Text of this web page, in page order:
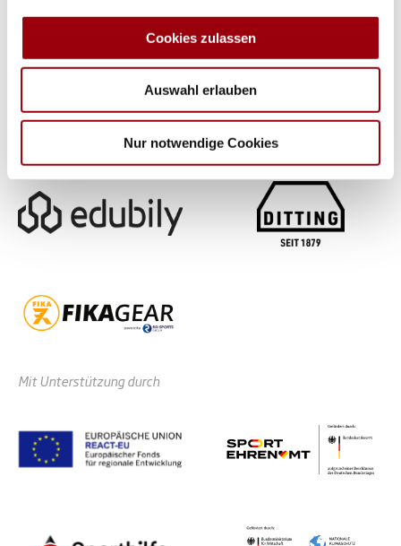
soziale Medien, Werbung und Analysen weiter. Unsere
Partner führen diese Informationen möglicherweise mit
weiteren Daten zusammen, die Sie ihnen bereitgestellt
haben oder die sie im Rahmen Ihrer Nutzung der Dienste
Cookies zulassen
Auswahl erlauben
Nur notwendige Cookies
Mit Unterstützung durch